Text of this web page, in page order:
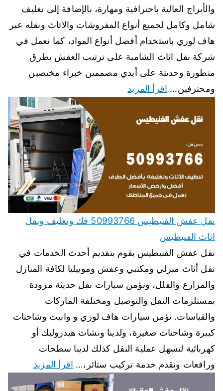
والأبراج العالية باحترافية ومهارة، بالإضافة إلى تغليف
شامل وكامل لجميع أنواع المفروشات والاثاث ونقله عبر
هاف لوري باستخدام أفضل أنواع المواد، كما نعمل في
شركة نقل اثاث الشامية على ترتيب العفش بطرق
متطورة وحديثة على أيدي مصممين خبراء مختصين
ومحترفين… اقرأ المزيد
نقل عفش الفنيطيس 50993766 فك وتغليف ونقل
اثاث الفنيطيس
نقل عفش الفنيطيس يقوم بتقديم أحدث الخدمات في
نقل أثاث منزلي ومكتبي وعفش وموبيليا لكافة المنازل
والمزارع والفلل، ونؤمن سيارات نقل حديثة مزودة
بمستلزمات النقل والتوصيل ومختلفة الماركات
والقياسات. نؤمن سيارات هاف لوري و وانيت وشاحنات
كبيرة وشاحنات صغيرة، ولدينا ونشات هيدروليك أو
كهربائية لتسهل عملية النقل كذلك لدينا سطحات
ورافعات ونقدم خدمة تركيب ستائر،… اقرأ المزيد